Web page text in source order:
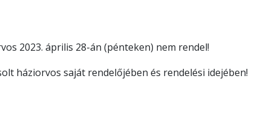
2023. április 28-án (pénteken) nem rendel!
háziorvos saját rendelőjében és rendelési idejében!